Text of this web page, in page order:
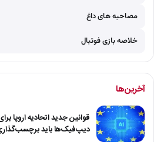
مصاحبه های داغ
خلاصه بازی فوتبال
آخرین‌ها
قوانین جدید اتحادیه
دیپ‌فیک‌ها باید